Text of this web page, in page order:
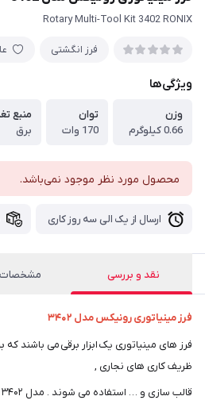
Rotary Multi-Tool Kit 3402 RONIX
فرز انگشتی
ویژگی‌ها
وزن
0.66 کیلوگرم
توان
170 وات
منبع
برق
محصول مورد نظر موجود نمی‌باشد.
ارسال از یک الی سه روز کاری
نقد و بررسی مشخصات
فرز مینیاتوری رونیکس مدل ۳۴۰۲
فرز های مینیاتوری یک ابزار برقی می باشند
ظریف کاری های نجاری ,